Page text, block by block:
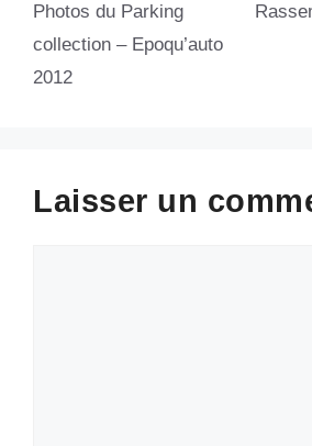
Photos du Parking
collection – Epoqu’auto
2012
Laisser un